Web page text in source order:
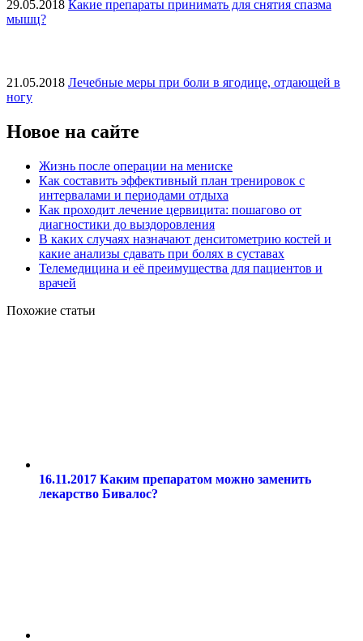
29.05.2018 Какие препараты принимать для снятия спазма
мышц?
21.05.2018 Лечебные меры при боли в ягодице, отдающей в
ногу
Новое на сайте
Жизнь после операции на мениске
Как составить эффективный план тренировок с
интервалами и периодами отдыха
Как проходит лечение цервицита: пошагово от
диагностики до выздоровления
В каких случаях назначают денситометрию костей и
какие анализы сдавать при болях в суставах
Телемедицина и её преимущества для пациентов и
врачей
Похожие статьи
16.11.2017 Каким препаратом можно заменить
лекарство Бивалос?